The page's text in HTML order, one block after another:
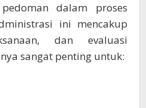
dalam proses
ini mencakup
dan evaluasi
sangat penting untuk: